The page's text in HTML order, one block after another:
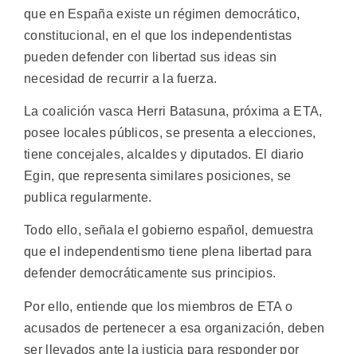
que en España existe un régimen democrático,
constitucional, en el que los independentistas
pueden defender con libertad sus ideas sin
necesidad de recurrir a la fuerza.
La coalición vasca Herri Batasuna, próxima a ETA,
posee locales públicos, se presenta a elecciones,
tiene concejales, alcaldes y diputados. El diario
Egin, que representa similares posiciones, se
publica regularmente.
Todo ello, señala el gobierno español, demuestra
que el independentismo tiene plena libertad para
defender democráticamente sus principios.
Por ello, entiende que los miembros de ETA o
acusados de pertenecer a esa organización, deben
ser llevados ante la justicia para responder por